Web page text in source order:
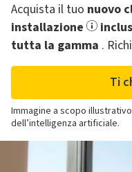
Acquista il tuo nuovo
installazione
tutta la gamma .​
Ti
Immagine a scopo
dell’intelligenza artificiale.